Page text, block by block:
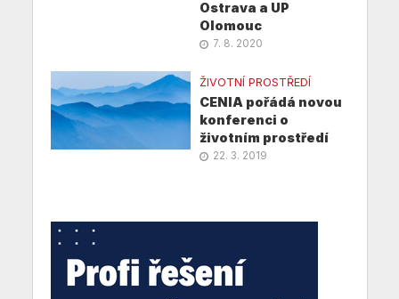
Ostrava a UP
Olomouc
7. 8. 2020
ŽIVOTNÍ PROSTŘEDÍ
CENIA pořádá novou
konferenci o
životním prostředí
22. 3. 2019